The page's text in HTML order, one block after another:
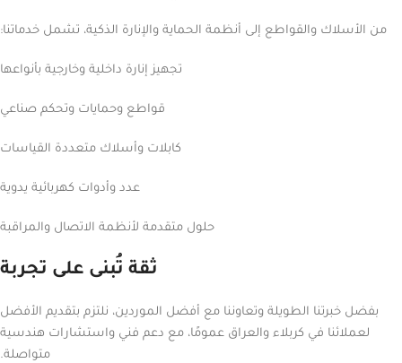
من الأسلاك والقواطع إلى أنظمة الحماية والإنارة الذكية، تشمل خدماتنا:
تجهيز إنارة داخلية وخارجية بأنواعها
قواطع وحمايات وتحكم صناعي
كابلات وأسلاك متعددة القياسات
عدد وأدوات كهربائية يدوية
حلول متقدمة لأنظمة الاتصال والمراقبة
ثقة تُبنى على تجربة
بفضل خبرتنا الطويلة وتعاوننا مع أفضل الموردين، نلتزم بتقديم الأفضل
لعملائنا في كربلاء والعراق عمومًا، مع دعم فني واستشارات هندسية
متواصلة.